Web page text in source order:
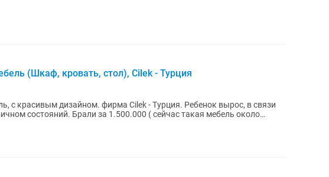
(Шкаф, кровать, стол), Cilek - Турция
с красивым дизайном. фирма Cilek - Турция. Ребенок вырос, в связи
состояний. Брали за 1.500.000 ( сейчас такая мебель около